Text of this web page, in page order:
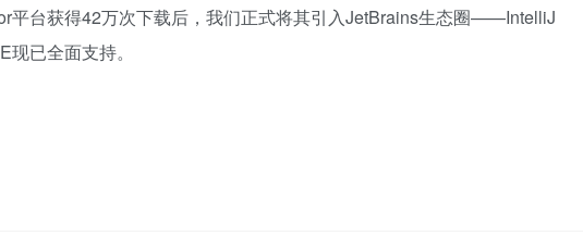
平台获得42万次下载后，我们正式将其引入JetBrains生态圈——IntelliJ
已全面支持。